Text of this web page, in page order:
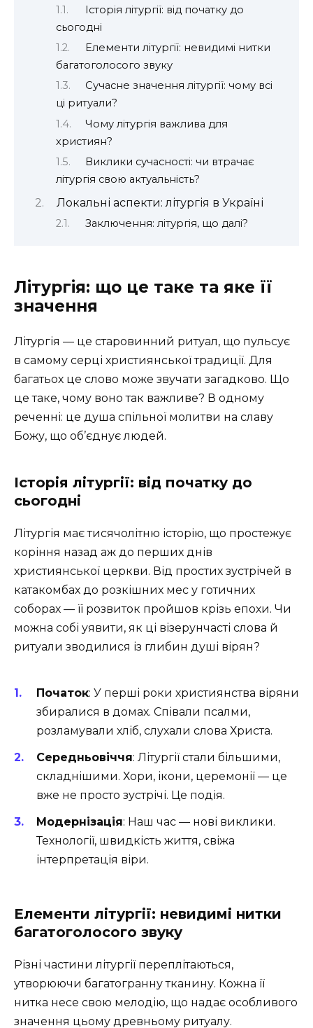
Історія літургії: від початку до
сьогодні
Елементи літургії: невидимі нитки
багатоголосого звуку
Сучасне значення літургії: чому всі
ці ритуали?
Чому літургія важлива для
християн?
Виклики сучасності: чи втрачає
літургія свою актуальність?
Локальні аспекти: літургія в Україні
Заключення: літургія, що далі?
Літургія: що це таке та яке її
значення
Літургія — це старовинний ритуал, що пульсує
в самому серці християнської традиції. Для
багатьох це слово може звучати загадково. Що
це таке, чому воно так важливе? В одному
реченні: це душа спільної молитви на славу
Божу, що об’єднує людей.
Історія літургії: від початку до
сьогодні
Літургія має тисячолітню історію, що простежує
коріння назад аж до перших днів
християнської церкви. Від простих зустрічей в
катакомбах до розкішних мес у готичних
соборах — її розвиток пройшов крізь епохи. Чи
можна собі уявити, як ці візерунчасті слова й
ритуали зводилися із глибин душі вірян?
Початок: У перші роки християнства віряни
збиралися в домах. Співали псалми,
розламували хліб, слухали слова Христа.
Середньовіччя: Літургії стали більшими,
складнішими. Хори, ікони, церемонії — це
вже не просто зустрічі. Це подія.
Модернізація: Наш час — нові виклики.
Технології, швидкість життя, свіжа
інтерпретація віри.
Елементи літургії: невидимі нитки
багатоголосого звуку
Різні частини літургії переплітаються,
утворюючи багатогранну тканину. Кожна її
нитка несе свою мелодію, що надає особливого
значення цьому древньому ритуалу.